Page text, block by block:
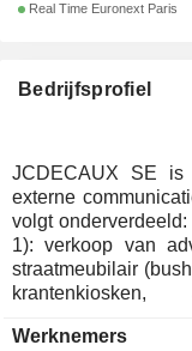
Bedrijfsprofiel
JCDECAUX SE
externe
volgt onderverdeeld: - straatmeubilair (50,7%; wereldwijd n°
1): verkoop van
straatmeubilair
van
Werknemers
Real Time Euronext Paris